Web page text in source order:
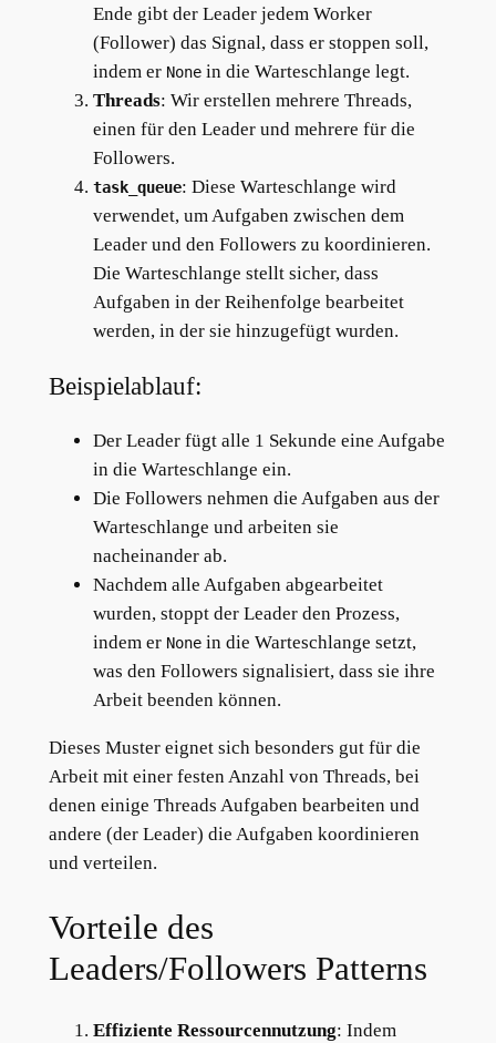
Ende gibt der Leader jedem Worker
(Follower) das Signal, dass er stoppen soll,
indem er Nonein die Warteschlange legt.
Threads: Wir erstellen mehrere Threads,
einen für den Leader und mehrere für die
Followers.
task_queue: Diese Warteschlange wird
verwendet, um Aufgaben zwischen dem
Leader und den Followers zu koordinieren.
Die Warteschlange stellt sicher, dass
Aufgaben in der Reihenfolge bearbeitet
werden, in der sie hinzugefügt wurden.
Beispielablauf:
Der Leader fügt alle 1 Sekunde eine Aufgabe
in die Warteschlange ein.
Die Followers nehmen die Aufgaben aus der
Warteschlange und arbeiten sie
nacheinander ab.
Nachdem alle Aufgaben abgearbeitet
wurden, stoppt der Leader den Prozess,
indem er Nonein die Warteschlange setzt,
was den Followers signalisiert, dass sie ihre
Arbeit beenden können.
Dieses Muster eignet sich besonders gut für die
Arbeit mit einer festen Anzahl von Threads, bei
denen einige Threads Aufgaben bearbeiten und
andere (der Leader) die Aufgaben koordinieren
und verteilen.
Vorteile des
Leaders/Followers Patterns
Effiziente Ressourcennutzung: Indem